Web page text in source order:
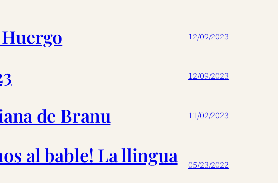
12/09/2023
12/09/2023
de Branu 11/02/2023
al bable! La llingua
05/23/2022